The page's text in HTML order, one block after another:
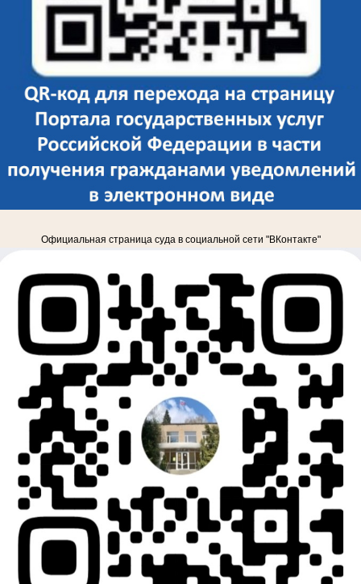
Официальная страница суда в социальной сети "ВКонтакте"